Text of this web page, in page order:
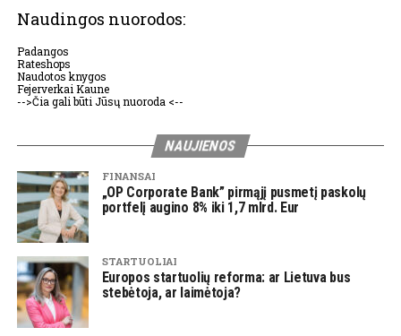
Naudingos nuorodos:
Padangos
Rateshops
Naudotos knygos
Fejerverkai Kaune
-->Čia gali būti Jūsų nuoroda <--
NAUJIENOS
FINANSAI
„OP Corporate Bank” pirmąjį pusmetį paskolų
portfelį augino 8% iki 1,7 mlrd. Eur
STARTUOLIAI
Europos startuolių reforma: ar Lietuva bus
stebėtoja, ar laimėtoja?